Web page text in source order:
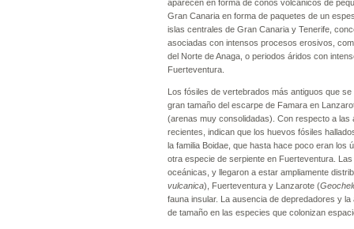
aparecen en forma de conos volcánicos de
Gran Canaria en forma de paquetes de un
islas centrales de Gran Canaria y Tenerife,
asociadas con intensos procesos erosivos,
del Norte de Anaga, o periodos áridos con
Fuerteventura.
Los fósiles de vertebrados más antiguos que
gran tamaño del escarpe de Famara en
(arenas muy consolidadas). Con respecto a
recientes, indican que los huevos fósiles
la familia Boidae, que hasta hace poco eran
otra especie de serpiente en Fuerteventura.
oceánicas, y llegaron a estar ampliamente
vulcanica), Fuerteventura y Lanzarote (
fauna insular. La ausencia de depredadores y
de tamaño en las especies que colonizan